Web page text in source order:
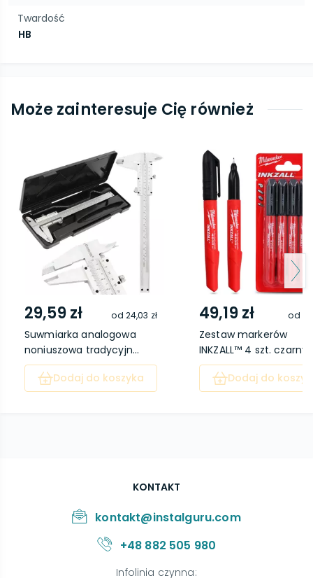
Twardość
HB
Może zainteresuje Cię również
29,59 zł od 24,03 zł
Suwmiarka analogowa
noniuszowa tradycyjn...
Dodaj do koszyka
49,19 zł od
Zestaw markerów
INKZALL™ 4 szt. czarny
Dodaj do
KONTAKT
kontakt@instalguru.com
+48 882 505 980
Infolinia czynna: